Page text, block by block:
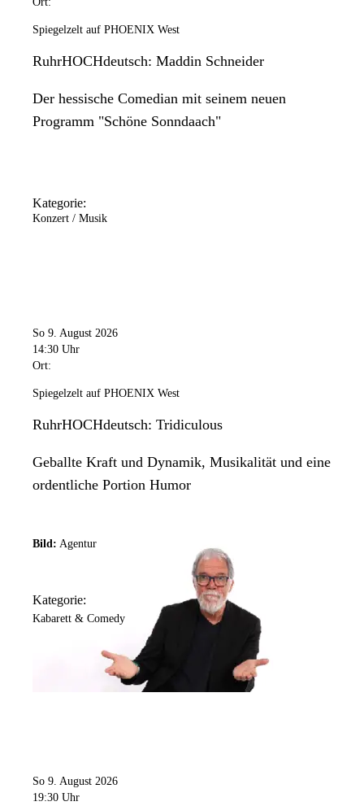
Spiegelzelt auf PHOENIX West
RuhrHOCHdeutsch: Maddin Schneider
Der hessische Comedian mit seinem neuen
Programm "Schöne Sonndaach"
Kategorie:
Konzert / Musik
So 9. August 2026
14:30 Uhr
Ort:
Spiegelzelt auf PHOENIX West
RuhrHOCHdeutsch: Tridiculous
Geballte Kraft und Dynamik, Musikalität und eine
ordentliche Portion Humor
Bild: Agentur
Kategorie:
Kabarett & Comedy
So 9. August 2026
19:30 Uhr